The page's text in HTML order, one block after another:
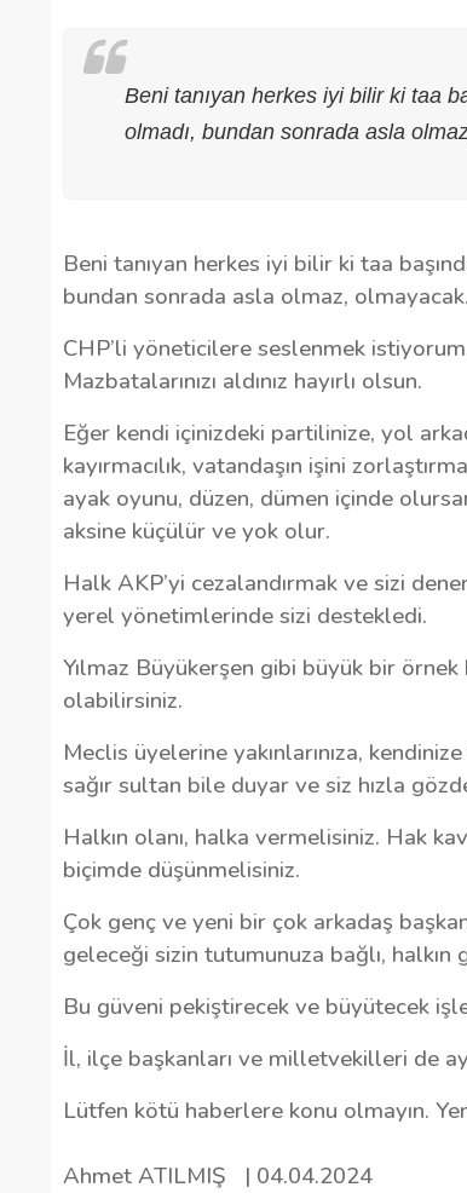
Beni tanıyan herkes iyi bilir ki taa
olmadı, bundan sonrada asla
Beni tanıyan herkes iyi bilir ki taa
bundan sonrada asla olmaz, olmayacak.
CHP’li yöneticilere seslenmek
Mazbatalarınızı aldınız hayırlı olsun.
Eğer kendi içinizdeki partilinize, yol
kayırmacılık, vatandaşın işini
ayak oyunu, düzen, dümen içinde
aksine küçülür ve yok olur.
Halk AKP’yi cezalandırmak ve sizi
yerel yönetimlerinde sizi destekledi.
Yılmaz Büyükerşen gibi büyük bir
olabilirsiniz.
Meclis üyelerine yakınlarınıza,
sağır sultan bile duyar ve siz hızla
Halkın olanı, halka vermelisiniz. Hak
biçimde düşünmelisiniz.
Çok genç ve yeni bir çok arkadaş
geleceği sizin tutumunuza bağlı, halkın
Bu güveni pekiştirecek ve büyütecek
İl, ilçe başkanları ve milletvekilleri de
Lütfen kötü haberlere konu olmayın.
Ahmet ATILMIŞ | 04.04.2024